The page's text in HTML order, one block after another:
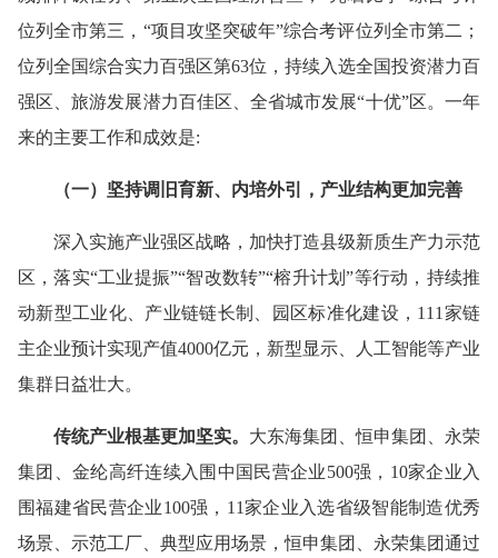
位列全市第三，“项目攻坚突破年”综合考评位列全市第二；
位列全国综合实力百强区第63位，持续入选全国投资潜力百
强区、旅游发展潜力百佳区、全省城市发展“十优”区。一年
来的主要工作和成效是:
（一）坚持调旧育新、内培外引，产业结构更加完善
深入实施产业强区战略，加快打造县级新质生产力示范
区，落实“工业提振”“智改数转”“榕升计划”等行动，持续推
动新型工业化、产业链链长制、园区标准化建设，111家链
主企业预计实现产值4000亿元，新型显示、人工智能等产业
集群日益壮大。
传统产业根基更加坚实。 大东海集团、恒申集团、永荣
集团、金纶高纤连续入围中国民营企业500强，10家企业入
围福建省民营企业100强，11家企业入选省级智能制造优秀
场景、示范工厂、典型应用场景，恒申集团、永荣集团通过